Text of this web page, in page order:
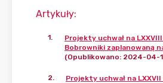
Artykuły:
1.
Projekty uchwał na
Bobrowniki zaplanowaną
(Opublikowano: 2024-04-
2.
Projekty uchwał na